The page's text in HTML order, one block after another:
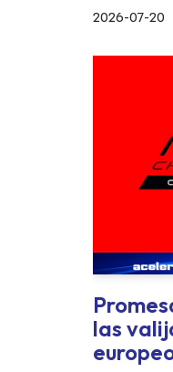
2026-07-20
las